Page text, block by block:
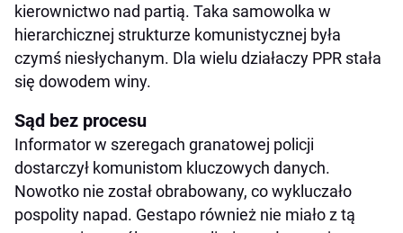
kierownictwo nad partią. Taka samowolka w
hierarchicznej strukturze komunistycznej była
czymś niesłychanym. Dla wielu działaczy PPR stała
się dowodem winy.
Sąd bez procesu
Informator w szeregach granatowej policji
dostarczył komunistom kluczowych danych.
Nowotko nie został obrabowany, co wykluczało
pospolity napad. Gestapo również nie miało z tą